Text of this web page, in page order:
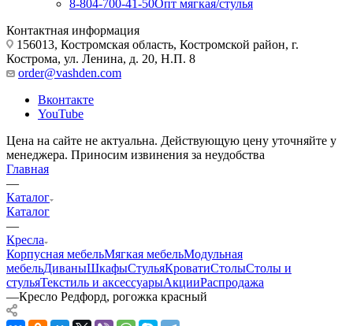
8-804-700-41-50Опт мягкая/стулья
Контактная информация
156013, Костромская область, Костромской район, г.
Кострома, ул. Ленина, д. 20, Н.П. 8
order@vashden.com
Вконтакте
YouTube
Цена на сайте не актуальна. Действующую цену уточняйте у
менеджера. Приносим извинения за неудобства
Главная
—
Каталог
Каталог
—
Кресла
Корпусная мебельМягкая мебельМодульная
мебельДиваныШкафыСтульяКроватиСтолыСтолы и
стульяТекстиль и аксессуарыАкцииРаспродажа
—Кресло Редфорд, рогожка красный